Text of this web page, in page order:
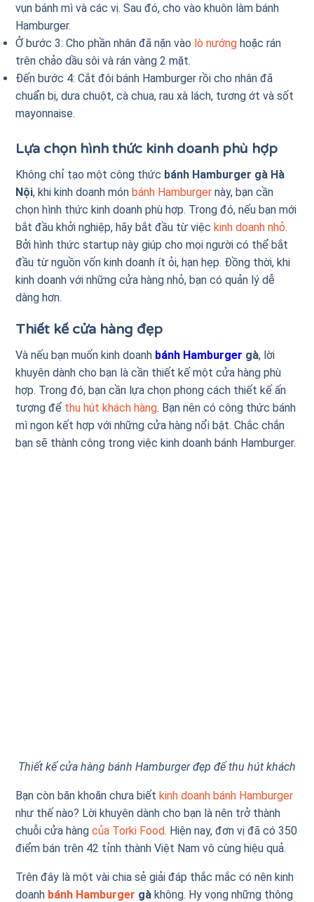
vụn bánh mì và các vị. Sau đó, cho vào khuôn làm bánh
Hamburger.
Ở bước 3: Cho phần nhân đã nặn vào lò nướng hoặc rán
trên chảo dầu sôi và rán vàng 2 mặt.
Đến bước 4: Cắt đôi bánh Hamburger rồi cho nhân đã
chuẩn bị, dưa chuột, cà chua, rau xà lách, tương ớt và sốt
mayonnaise.
Lựa chọn hình thức kinh doanh phù hợp
Không chỉ tạo một công thức bánh Hamburger gà Hà
Nội, khi kinh doanh món bánh Hamburger này, bạn cần
chọn hình thức kinh doanh phù hợp. Trong đó, nếu bạn mới
bắt đầu khởi nghiệp, hãy bắt đầu từ việc kinh doanh nhỏ.
Bởi hình thức startup này giúp cho mọi người có thể bắt
đầu từ nguồn vốn kinh doanh ít ỏi, hạn hẹp. Đồng thời, khi
kinh doanh với những cửa hàng nhỏ, bạn có quản lý dễ
dàng hơn.
Thiết kế cửa hàng đẹp
Và nếu bạn muốn kinh doanh bánh Hamburger gà, lời
khuyên dành cho bạn là cần thiết kế một cửa hàng phù
hợp. Trong đó, bạn cần lựa chọn phong cách thiết kế ấn
tượng để thu hút khách hàng. Bạn nên có công thức bánh
mì ngon kết hợp với những cửa hàng nổi bật. Chắc chắn
bạn sẽ thành công trong việc kinh doanh bánh Hamburger.
Thiết kế cửa hàng bánh Hamburger đẹp để thu hút khách
Bạn còn băn khoăn chưa biếtkinh doanh bánh Hamburger
như thế nào? Lời khuyên dành cho bạn là nên trở thành
chuỗi cửa hàngcủa Torki Food. Hiện nay, đơn vị đã có 350
điểm bán trên 42 tỉnh thành Việt Nam vô cùng hiệu quả.
Trên đây là một vài chia sẻ giải đáp thắc mắc có nên kinh
doanh bánh Hamburger gà không. Hy vọng những thông